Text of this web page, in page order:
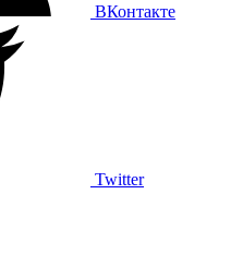
ВКонтакте
Twitter